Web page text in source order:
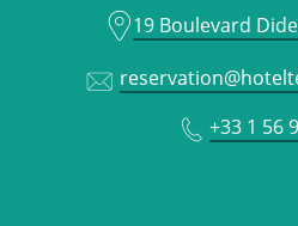
19 Boulevard
+33 1 56